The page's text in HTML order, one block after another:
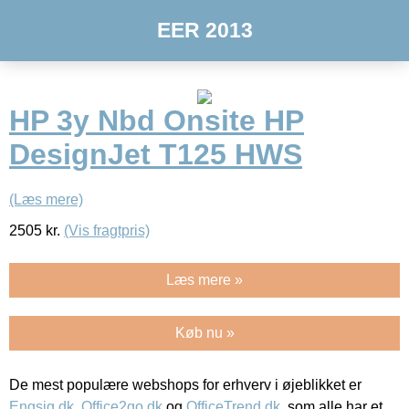
EER 2013
HP 3y Nbd Onsite HP
DesignJet T125 HWS
(Læs mere)
2505 kr. (Vis fragtpris)
Læs mere »
Køb nu »
De mest populære webshops for erhverv i øjeblikket er